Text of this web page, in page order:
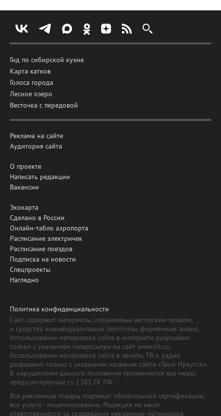
Гид по сибирской кухне
Карта катков
Голоса города
Лесное озеро
Весточка с передовой
Реклама на сайте
Аудитория сайта
О проекте
Написать редакции
Вакансии
Экокарта
Сделано в России
Онлайн-табло аэропорта
Расписание электричек
Расписание поездов
Подписка на новости
Спецпроекты
Наглядно
Политика конфиденциальности
Сайт содержит материалы, охраняемые авторским правом,
и средства индивидуализации (логотипы, фирменные знаки).
Использование материалов сайта в интернете разрешено
только с указанием гиперссылки на сайт www.irk.ru.
Использование материалов сайта в печати, ТВ и радио
разрешено только с указанием названия сайта «Твой Иркутск».
К нарушителям данного положения применяются все меры,
предусмотренные ст. 1301 ГК РФ.
Все рекламные товары подлежат обязательной сертификации,
все услуги - лицензированию. Редакция не несет
ответственности за содержание рекламных материалов.